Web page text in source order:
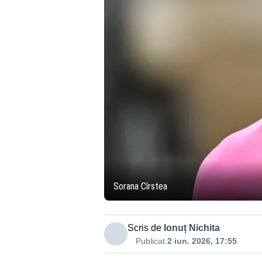
Sorana Cîrstea
Scris de Ionuț Nichita
Publicat:2 iun. 2026, 17:55